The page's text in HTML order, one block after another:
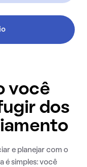
você
dos
e planejar com o
é simples: você